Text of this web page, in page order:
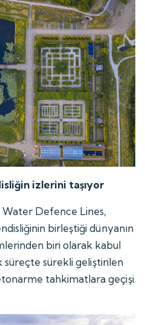
izlerini taşıyor
Defence Lines,
birleştiği dünyanın
biri olarak kabul
süreçte sürekli geliştirilen
tahkimatlara geçişi